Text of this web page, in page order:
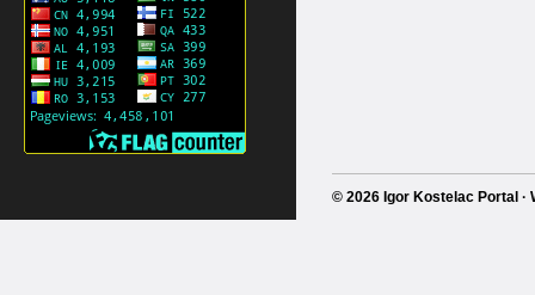
© 2026 Igor Kostelac Portal